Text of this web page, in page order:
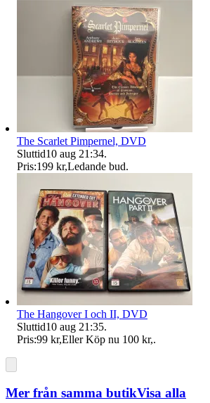
The Scarlet Pimpernel, DVD
Sluttid10 aug 21:34.
Pris:199 kr,Ledande bud.
The Hangover I och II, DVD
Sluttid10 aug 21:35.
Pris:99 kr,Eller Köp nu 100 kr,.
Mer från samma butikVisa alla